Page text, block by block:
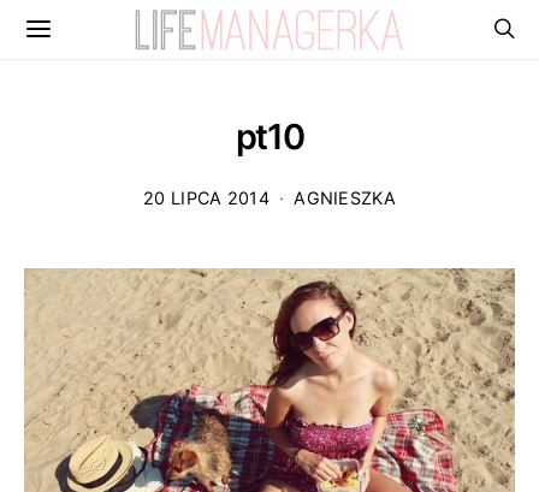
pt10
20 LIPCA 2014 AGNIESZKA